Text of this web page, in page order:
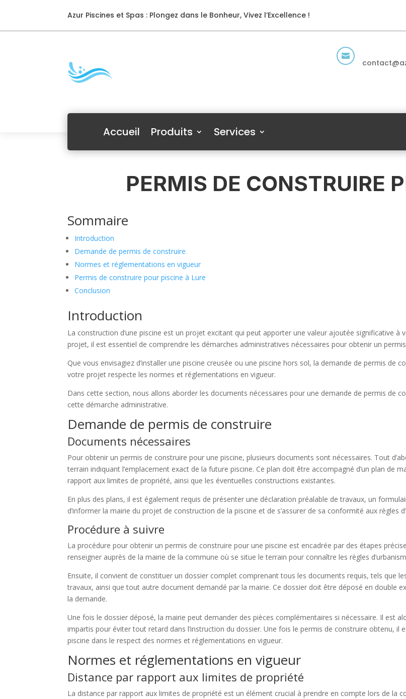
Azur Piscines et Spas : Plongez dans le Bonheur, Vivez l’Excellence !

Accueil Produits Services
PERMIS DE CONSTRUIRE
Sommaire
Introduction
Demande de permis de construire
Normes et réglementations en vigueur
Permis de construire pour piscine à Lure
Conclusion
Introduction
La construction d’une piscine est un projet excitant qui peut apporter une valeur ajoutée significative à
projet, il est essentiel de comprendre les démarches administratives nécessaires pour obtenir un
Que vous envisagiez d’installer une piscine creusée ou une piscine hors sol, la demande de permis de
votre projet respecte les normes et réglementations en vigueur.
Dans cette section, nous allons aborder les documents nécessaires pour une demande de permis de
cette démarche administrative.
Demande de permis de construire
Documents nécessaires
Pour obtenir un permis de construire pour une piscine, plusieurs documents sont nécessaires. Tout
terrain indiquant l’emplacement exact de la future piscine. Ce plan doit être accompagné d’un plan de
rapport aux limites de propriété, ainsi que les éventuelles constructions existantes.
En plus des plans, il est également requis de présenter une déclaration préalable de travaux, un
d’informer la mairie du projet de construction de la piscine et de s’assurer de sa conformité aux règles
Procédure à suivre
La procédure pour obtenir un permis de construire pour une piscine est encadrée par des étapes
renseigner auprès de la mairie de la commune où se situe le terrain pour connaître les règles
Ensuite, il convient de constituer un dossier complet comprenant tous les documents requis, tels que
travaux, ainsi que tout autre document demandé par la mairie. Ce dossier doit être déposé en double
la demande.
Une fois le dossier déposé, la mairie peut demander des pièces complémentaires si nécessaire. Il est
impartis pour éviter tout retard dans l’instruction du dossier. Une fois le permis de construire obtenu,
piscine dans le respect des normes et réglementations en vigueur.
Normes et réglementations en vigueur
Distance par rapport aux limites de propriété
La distance par rapport aux limites de propriété est un élément crucial à prendre en compte lors de la